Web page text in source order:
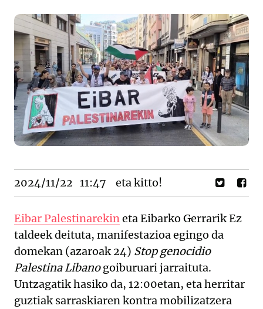
2024/11/22 11:47 eta kitto!
Eibar Palestinarekineta Eibarko Gerrarik Ez
taldeek deituta, manifestazioa egingo da
domekan (azaroak 24) Stop genocidio
Palestina Libanogoiburuari jarraituta.
Untzagatik hasiko da, 12:00etan, eta herritar
guztiak sarraskiaren kontra mobilizatzera